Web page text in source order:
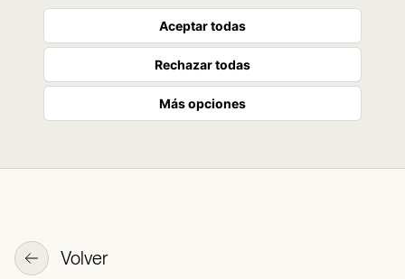
Aceptar todas
Rechazar todas
Más opciones
Volver